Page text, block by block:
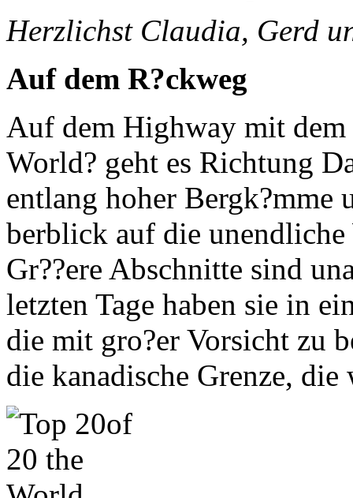
Herzlichst Claudia, Gerd
Auf dem R?ckweg
Auf dem Highway mit dem
World? geht es Richtung
entlang hoher Bergk?mme
berblick auf die
Gr??ere Abschnitte sind
letzten Tage haben sie in
die mit gro?er Vorsicht zu
die kanadische Grenze,